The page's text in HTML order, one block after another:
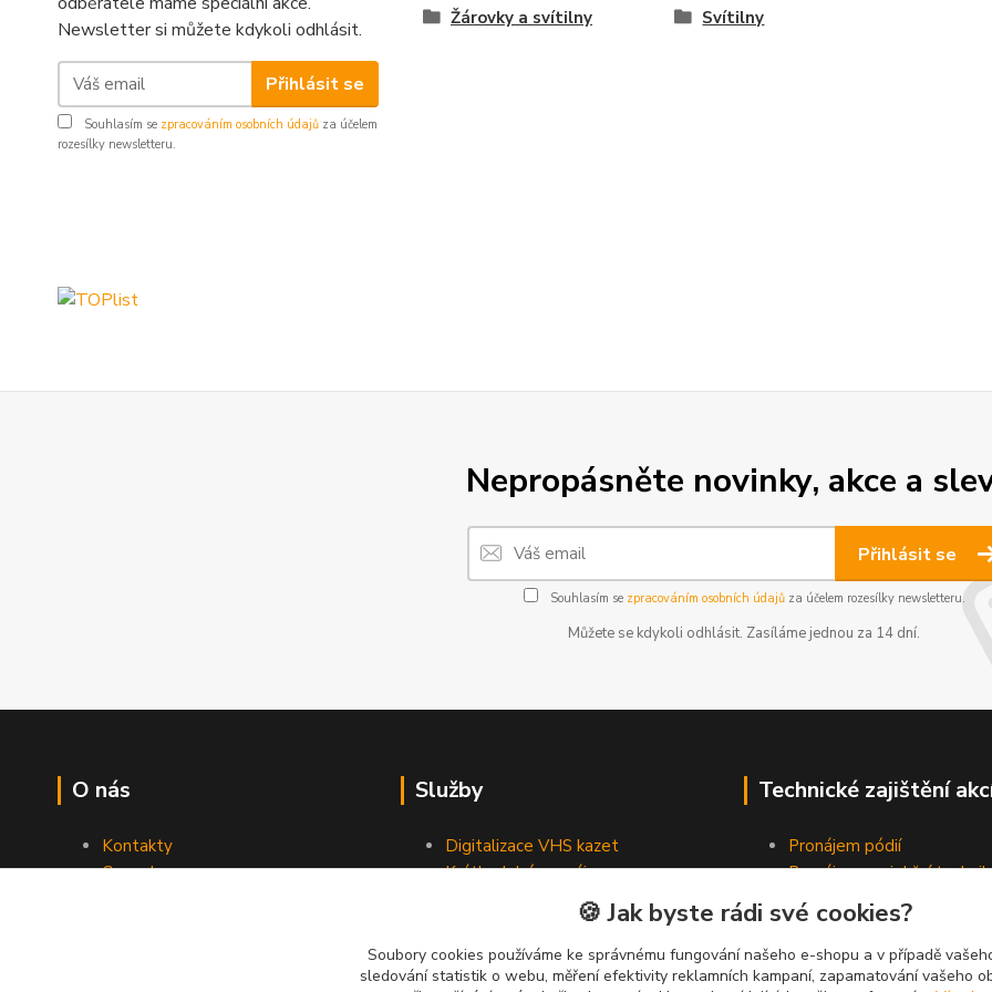
Newsletter si můžete kdykoli odhlásit.
Přihlásit se
Souhlasím se zpracováním osobních údajů za účelem
rozesílky newsletteru.
Žárovky a svítilny Svítilny
Nepropásněte novinky, akce a
Přihlásit se
Souhlasím se zpracováním osobních údajůza účelem rozesílky newsletteru.
Můžete se kdykoli odhlásit. Zasíláme jednou za 14 dní.
O nás
Kontakty
Ceny dopravy
Služby
Digitalizace VHS kazet
Krátkodobé pronájmy
Technické zajištění
Pronájem pódií
Pronájem projekční
Pronájem osvětlovací
Pronájem ozvučovací
🍪 Jak byste rádi své cookies?
Soubory cookies používáme ke správnému fungování našeho e-shopu a v případě
sledování statistik o webu, měření efektivity reklamních kampaní, zapamatování vašeho